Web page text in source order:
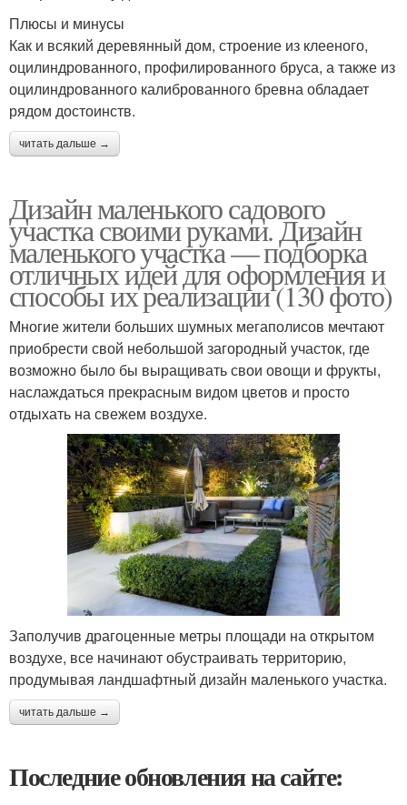
Плюсы и минусы
Как и всякий деревянный дом, строение из клееного,
оцилиндрованного, профилированного бруса, а также из
оцилиндрованного калиброванного бревна обладает
рядом достоинств.
читать дальше →
Дизайн маленького садового
участка своими руками. Дизайн
маленького участка — подборка
отличных идей для оформления и
способы их реализации (130 фото)
Многие жители больших шумных мегаполисов мечтают
приобрести свой небольшой загородный участок, где
возможно было бы выращивать свои овощи и фрукты,
наслаждаться прекрасным видом цветов и просто
отдыхать на свежем воздухе.
Заполучив драгоценные метры площади на открытом
воздухе, все начинают обустраивать территорию,
продумывая ландшафтный дизайн маленького участка.
читать дальше →
Последние обновления на сайте: